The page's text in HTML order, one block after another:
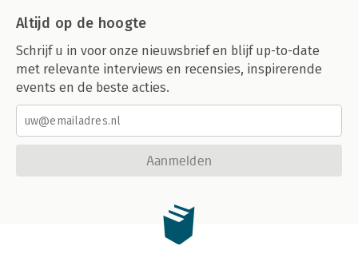
Altijd op de hoogte
Schrijf u in voor onze nieuwsbrief en blijf up-to-date
met relevante interviews en recensies, inspirerende
events en de beste acties.
Aanmelden